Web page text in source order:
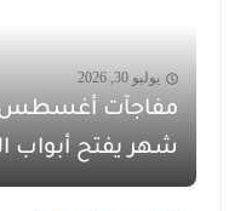
يوليو 30, 2026
شهر يفتح أبواب